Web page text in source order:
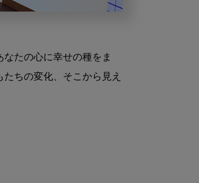
たの心に幸せの種をま
ちの変化、そこから見え